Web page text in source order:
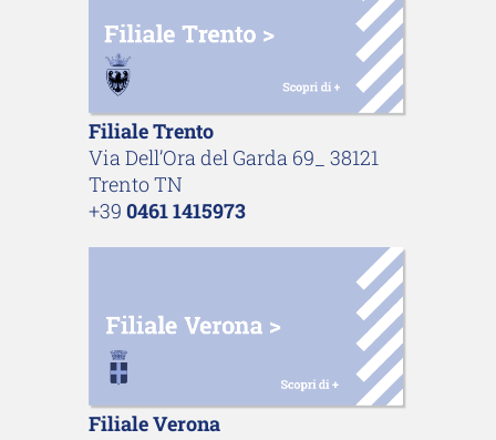
Filiale Trento
Via Dell’Ora del Garda 69_ 38121
Trento TN
+39 0461 1415973
Filiale Verona